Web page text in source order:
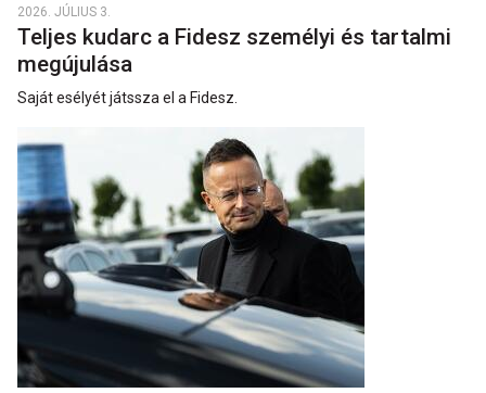
2026. JÚLIUS 3.
Teljes kudarc a Fidesz személyi és tartalmi
megújulása
Saját esélyét játssza el a Fidesz.